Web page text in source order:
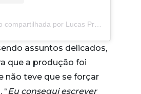
assuntos delicados,
que a produção foi
não teve que se forçar
“Eu consegui escrever